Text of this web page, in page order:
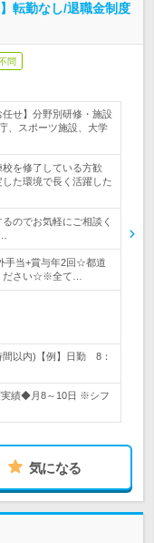
転勤なし/退職金制度
問
任せ】分野別研修・施設
、スポーツ施設、大学
校を修了している方歓
た環境で長く活躍した
のでお気軽にご相談く
手当+賞与年2回☆都道
ださい☆※全て…
間以内)【例】日勤 8：
実績◆月8～10日 ※シフ
気になる